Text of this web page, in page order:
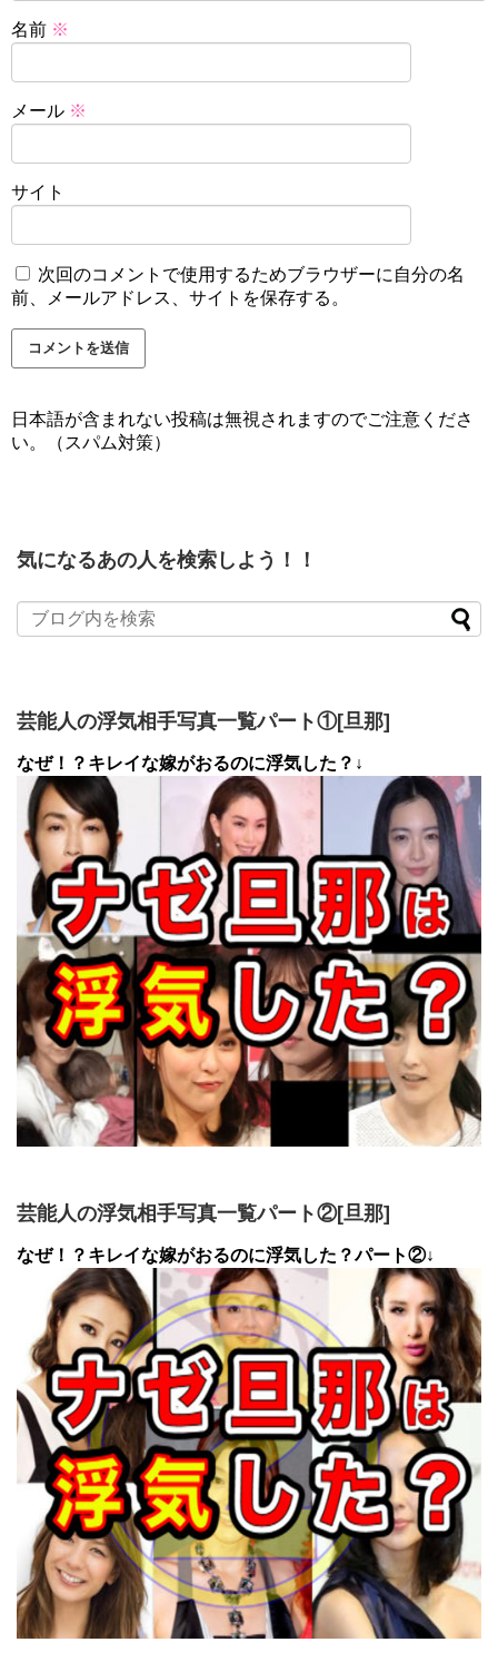
名前 ※
メール ※
サイト
次回のコメントで使用するためブラウザーに自分の名
前、メールアドレス、サイトを保存する。
日本語が含まれない投稿は無視されますのでご注意くださ
い。（スパム対策）
気になるあの人を検索しよう！！
芸能人の浮気相手写真一覧パート①[旦那]
なぜ！？キレイな嫁がおるのに浮気した？↓
芸能人の浮気相手写真一覧パート②[旦那]
なぜ！？キレイな嫁がおるのに浮気した？パート②↓